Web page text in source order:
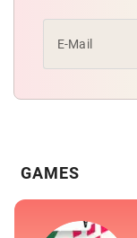
E-Mail
GAMES